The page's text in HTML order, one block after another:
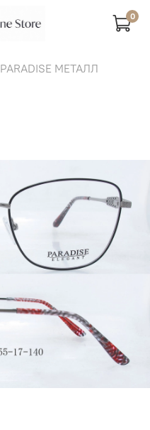
0
PARADISE МЕТАЛЛ